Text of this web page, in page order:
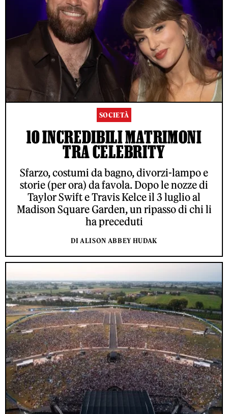
SOCIETÀ
10 INCREDIBILI MATRIMONI
TRA CELEBRITY
Sfarzo, costumi da bagno, divorzi-lampo e
storie (per ora) da favola. Dopo le nozze di
Taylor Swift e Travis Kelce il 3 luglio al
Madison Square Garden, un ripasso di chi li
ha preceduti
DI ALISON ABBEY HUDAK